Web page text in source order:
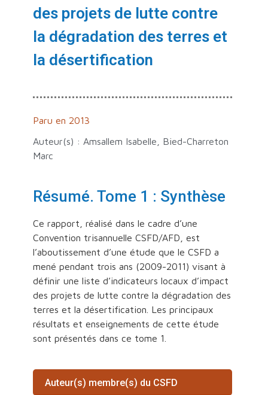
des projets de lutte contre
la dégradation des terres et
la désertification
Paru en 2013
Auteur(s) : Amsallem Isabelle, Bied-Charreton
Marc
Résumé. Tome 1 : Synthèse
Ce rapport, réalisé dans le cadre d’une
Convention trisannuelle CSFD/AFD, est
l’aboutissement d’une étude que le CSFD a
mené pendant trois ans (2009-2011) visant à
définir une liste d’indicateurs locaux d’impact
des projets de lutte contre la dégradation des
terres et la désertification. Les principaux
résultats et enseignements de cette étude
sont présentés dans ce tome 1.
Auteur(s) membre(s) du CSFD